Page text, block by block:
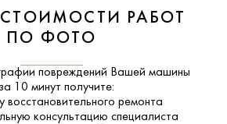
РАБОТ
ПО ФОТО
повреждений Вашей машины
10 минут получите:
восстановительного ремонта
консультацию специалиста